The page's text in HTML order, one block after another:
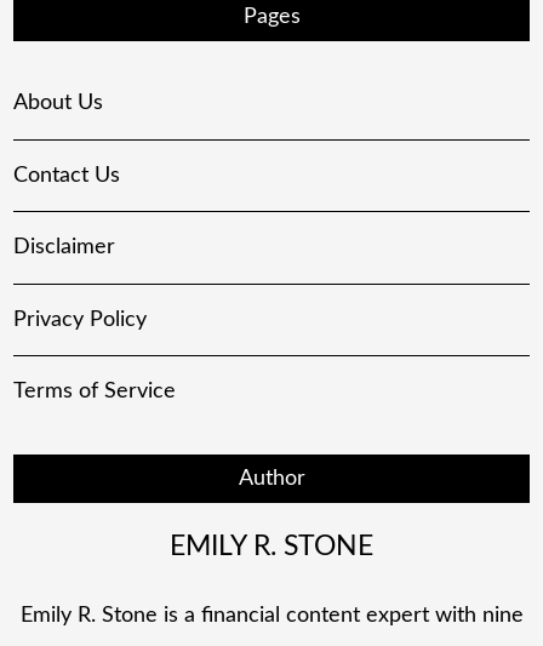
Pages
About Us
Contact Us
Disclaimer
Privacy Policy
Terms of Service
Author
EMILY R. STONE
Emily R. Stone is a financial content expert with nine